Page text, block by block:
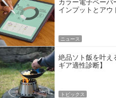
カラー電子ペーパ
インプットとアウ
ニュース
絶品ソト飯を叶え
ギア適性診断】
トピックス